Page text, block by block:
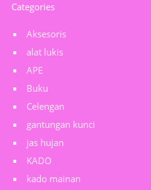
Categories
Aksesoris
alat lukis
APE
Buku
Celengan
gantungan kunci
jas hujan
KADO
kado mainan